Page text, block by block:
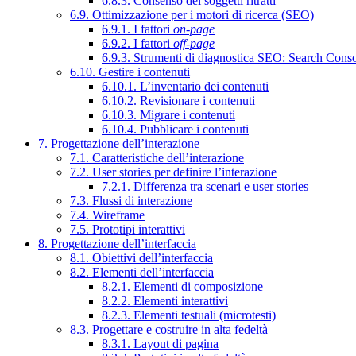
6.9. Ottimizzazione per i motori di ricerca (SEO)
6.9.1. I fattori on-page
6.9.2. I fattori off-page
6.9.3. Strumenti di diagnostica SEO: Search
6.10. Gestire i contenuti
6.10.1. L’inventario dei contenuti
6.10.2. Revisionare i contenuti
6.10.3. Migrare i contenuti
6.10.4. Pubblicare i contenuti
7. Progettazione dell’interazione
7.1. Caratteristiche dell’interazione
7.2. User stories per definire l’interazione
7.2.1. Differenza tra scenari e user stories
7.3. Flussi di interazione
7.4. Wireframe
7.5. Prototipi interattivi
8. Progettazione dell’interfaccia
8.1. Obiettivi dell’interfaccia
8.2. Elementi dell’interfaccia
8.2.1. Elementi di composizione
8.2.2. Elementi interattivi
8.2.3. Elementi testuali (microtesti)
8.3. Progettare e costruire in alta fedeltà
8.3.1. Layout di pagina